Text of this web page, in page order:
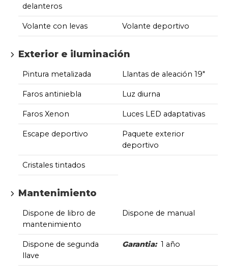
delanteros
Volante con levas Volante deportivo
Exterior e iluminación
Pintura metalizada Llantas de aleación 19"
Faros antiniebla Luz diurna
Faros Xenon Luces LED adaptativas
Escape deportivo
Paquete exterior
deportivo
Cristales tintados
Mantenimiento
Dispone de libro de
mantenimiento
Dispone de manual
Dispone de segunda
llave
Garantia: 1 año